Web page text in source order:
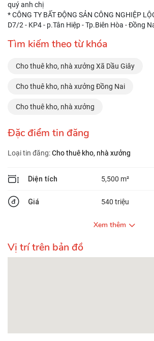
quý anh chị
* CÔNG TY BẤT ĐỘNG SẢN CÔNG NGHIỆP
D7/2 - KP4 - p.Tân Hiệp - Tp.Biên Hòa - Đồng
Tìm kiếm theo từ khóa
Cho thuê kho, nhà xưởng Xã Dầu Giây
Cho thuê kho, nhà xưởng Đồng Nai
Cho thuê kho, nhà xưởng
Đặc điểm tin đăng
Loại tin đăng:Cho thuê kho, nhà xưởng
Diện tích 5,500 m²
Giá 540 triệu
Xem thêm
Vị trí trên bản đồ